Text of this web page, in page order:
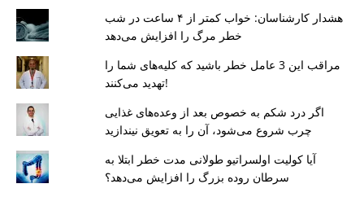
هشدار کارشناسان: خواب کمتر از ۴ ساعت در شب
خطر مرگ را افزایش می‌دهد
مراقب این 3 عامل خطر باشید که کلیه‌های شما را
تهدید می‌کنند!
اگر درد شکم به خصوص بعد از وعده‌های غذایی
چرب شروع می‌شود، آن را به تعویق نیندازید
آیا کولیت اولسراتیو طولانی مدت خطر ابتلا به
سرطان روده بزرگ را افزایش می‌دهد؟